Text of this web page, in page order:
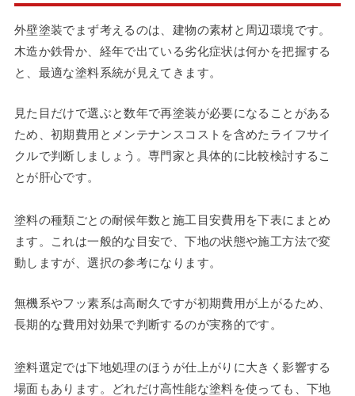
外壁塗装でまず考えるのは、建物の素材と周辺環境です。
木造か鉄骨か、経年で出ている劣化症状は何かを把握する
と、最適な塗料系統が見えてきます。
見た目だけで選ぶと数年で再塗装が必要になることがある
ため、初期費用とメンテナンスコストを含めたライフサイ
クルで判断しましょう。専門家と具体的に比較検討するこ
とが肝心です。
塗料の種類ごとの耐候年数と施工目安費用を下表にまとめ
ます。これは一般的な目安で、下地の状態や施工方法で変
動しますが、選択の参考になります。
無機系やフッ素系は高耐久ですが初期費用が上がるため、
長期的な費用対効果で判断するのが実務的です。
塗料選定では下地処理のほうが仕上がりに大きく影響する
場面もあります。どれだけ高性能な塗料を使っても、下地